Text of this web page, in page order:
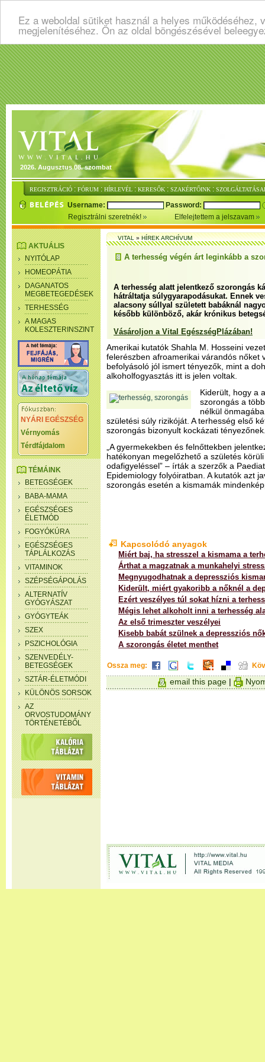
Ez a weboldal sütiket használ a helyes
megjelenítéséhez. Ön az oldal böngészésével
2026. Augusztus 08. szombat
REGISZTRÁCIÓ : FÓRUM : HÍRLEVÉL : KERESŐK : SZAKÉRTŐINK :
Username:
Password:
Regisztrálni szeretnék!
Elfelejtettem a jelszavam
AKTUÁLIS
NYITÓLAP
HOMEOPÁTIA
DAGANATOS
MEGBETEGEDÉSEK
TERHESSÉG
A MAGAS
KOLESZTERINSZINT
NYÁRI EGÉSZSÉG
Vérnyomás
Térdfájdalom
TÉMÁINK
BETEGSÉGEK
BABA-MAMA
EGÉSZSÉGES
ÉLETMÓD
FOGYÓKÚRA
EGÉSZSÉGES
TÁPLÁLKOZÁS
VITAMINOK
SZÉPSÉGÁPOLÁS
ALTERNATÍV
GYÓGYÁSZAT
GYÓGYTEÁK
SZEX
PSZICHOLÓGIA
SZENVEDÉLY-
BETEGSÉGEK
SZTÁR-ÉLETMÓDI
KÜLÖNÖS SORSOK
AZ
ORVOSTUDOMÁNY
TÖRTÉNETÉBŐL
VITAL»HÍREK ARCHÍVUM
A terhesség végén árt leginkább a
A terhesség alatt jelentkező szorongás
hátráltatja súlygyarapodásukat. Ennek
alacsony súllyal született babáknál
később különböző, akár krónikus
Vásároljon a Vital EgészségPlázában!
Amerikai kutatók Shahla M. Hosseini
felerészben afroamerikai várandós nőket
befolyásoló jól ismert tényezők, mint a
alkoholfogyasztás itt is jelen voltak.
Kiderült, hogy a
szorongás a
nélkül
születési súly rizikóját. A terhesség első
szorongás bizonyult kockázati
„A gyermekekben és felnőttekben
hatékonyan megelőzhető a születés
odafigyeléssel” – írták a szerzők a
Epidemiology folyóiratban. A kutatók azt
szorongás esetén a kismamák
Kapcsolódó anyagok
Miért baj, ha stresszel a kismama a
Árthat a magzatnak a munkahelyi
Megnyugodhatnak a depressziós
Kiderült, miért gyakoribb a nőknél a
Ezért veszélyes túl sokat hízni a
Mégis lehet alkoholt inni a terhesség
Az első trimeszter veszélyei
Kisebb babát szülnek a depressziós
A szorongás életet menthet
Ossza meg:
email this page |